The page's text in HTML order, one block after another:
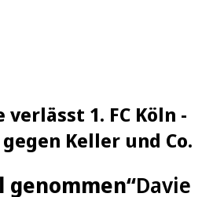
verlässt 1. FC Köln -
Keller und Co.
genommen“Davie